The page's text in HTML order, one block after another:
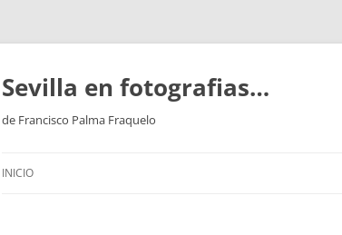
Saltar
contenido
Sevilla en fotografias…
de Francisco Palma Fraquelo
INICIO